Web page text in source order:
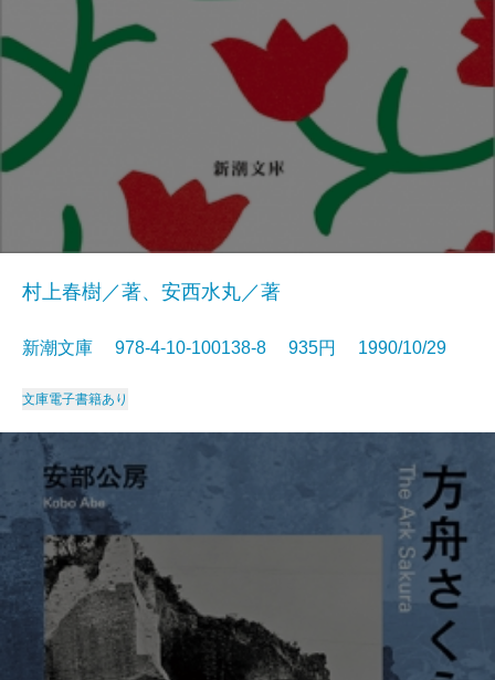
村上春樹／著、安西水丸／著
新潮文庫 978-4-10-100138-8 935円 1990/10/29
文庫電子書籍あり